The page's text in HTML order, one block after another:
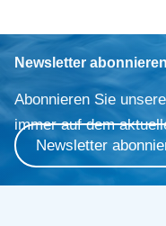
Newsletter abonnieren
Abonnieren Sie
immer auf dem
Newsletter